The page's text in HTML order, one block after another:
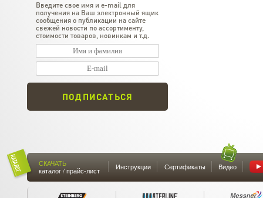
Введите свое имя и e-mail для
получения на Ваш электронный ящик
сообщения о публикации на сайте
свежей новости по ассортименту,
стоимости товаров, новинкам и т.д.
ПОДПИСАТЬСЯ
СКАЧАТЬ
каталог / прайс-лист
Инструкции Сертификаты Видео